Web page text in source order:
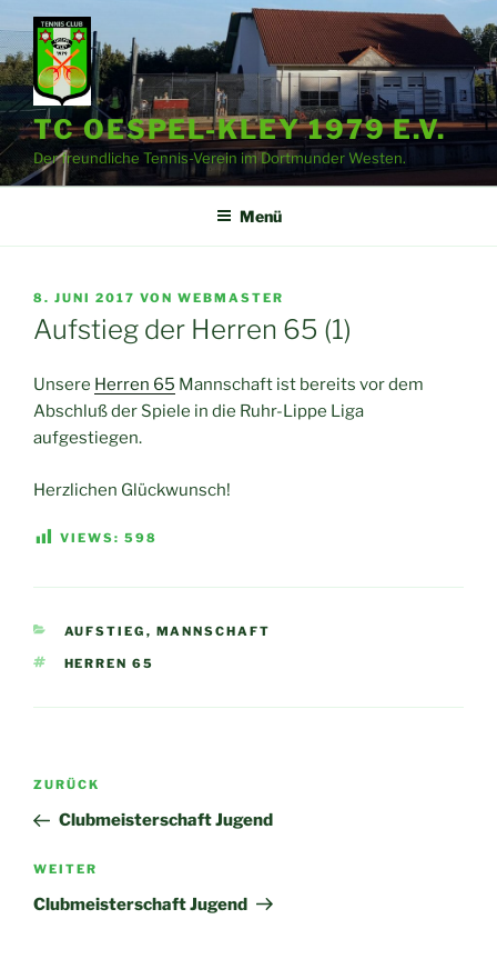
Zum
Inhalt
springen
TC OESPEL-KLEY 1979 E.V.
Der freundliche Tennis-Verein im Dortmunder Westen.
Menü
VERÖFFENTLICHT
AM
8. JUNI 2017 VON WEBMASTER
Aufstieg der Herren 65 (1)
Unsere Herren 65 Mannschaft ist bereits vor dem
Abschluß der Spiele in die Ruhr-Lippe Liga
aufgestiegen.
Herzlichen Glückwunsch!
VIEWS: 598
KATEGORIEN
AUFSTIEG , MANNSCHAFT
SCHLAGWÖRTER
HERREN 65
Beitragsnavigation
Vorheriger
Beitrag
ZURÜCK
Clubmeisterschaft Jugend
Nächster
Beitrag
WEITER
Clubmeisterschaft Jugend